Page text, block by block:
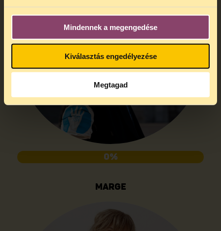
Mindennek a megengedése
Kiválasztás engedélyezése
Megtagad
0%
MARGE